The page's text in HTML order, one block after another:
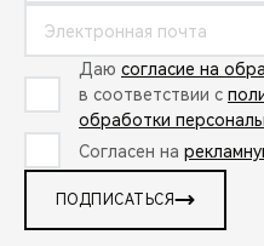
Даю согласие на
в соответствии с
обработки
Согласен на
ПОДПИСАТЬСЯ